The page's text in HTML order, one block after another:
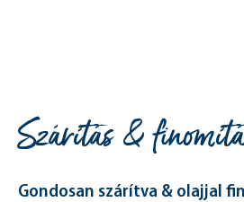
Szárítás &
Gondosan szárítva & olajjal